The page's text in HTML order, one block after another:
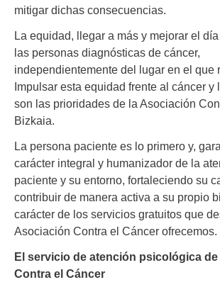
mitigar dichas consecuencias.
La equidad, llegar a más y mejorar el
las personas diagnósticas de cáncer,
independientemente del lugar en el que
Impulsar esta equidad frente al cáncer y
son las prioridades de la Asociación
Bizkaia.
La persona paciente es lo primero y,
carácter integral y humanizador de la
paciente y su entorno, fortaleciendo su
contribuir de manera activa a su propio
carácter de los servicios gratuitos que
Asociación Contra el Cáncer ofrecemos.
El servicio de atención psicológica
Contra el Cáncer